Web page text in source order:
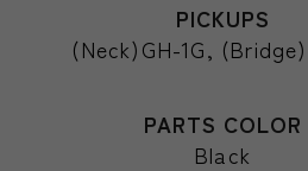
PICKUPS
(Neck)GH-1G,
PARTS COLOR
Black